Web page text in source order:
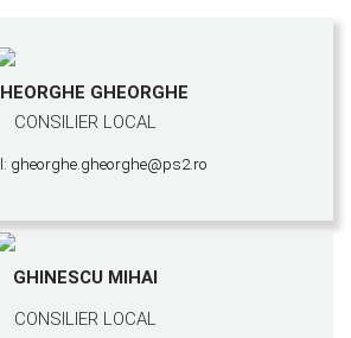
GHEORGHE
CONSILIER LOCAL
gheorghe.gheorghe@ps2.ro
GHINESCU MIHAI
CONSILIER LOCAL